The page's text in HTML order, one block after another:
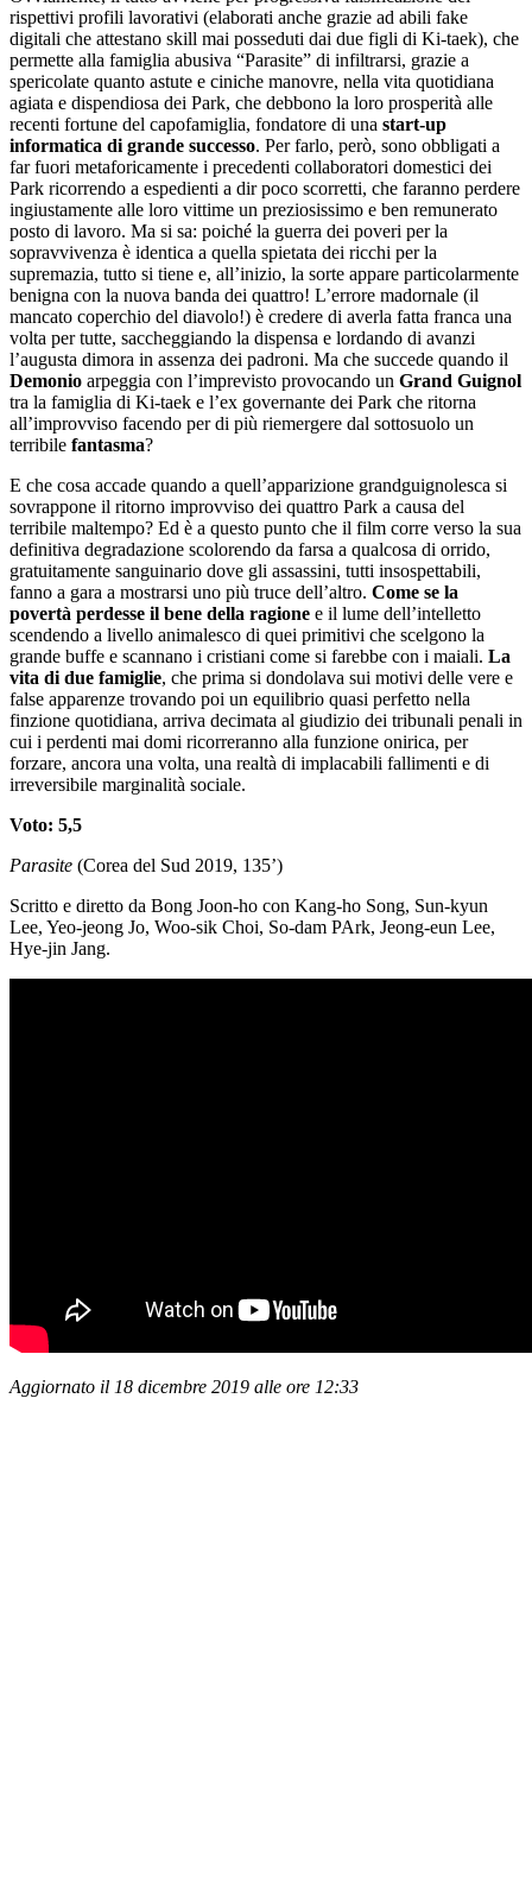
rispettivi profili lavorativi (elaborati anche grazie ad abili fake
digitali che attestano skill mai posseduti dai due figli di Ki-taek), che
permette alla famiglia abusiva “Parasite” di infiltrarsi, grazie a
spericolate quanto astute e ciniche manovre, nella vita quotidiana
agiata e dispendiosa dei Park, che debbono la loro prosperità alle
recenti fortune del capofamiglia, fondatore di una start-up
informatica di grande successo. Per farlo, però, sono obbligati a
far fuori metaforicamente i precedenti collaboratori domestici dei
Park ricorrendo a espedienti a dir poco scorretti, che faranno perdere
ingiustamente alle loro vittime un preziosissimo e ben remunerato
posto di lavoro. Ma si sa: poiché la guerra dei poveri per la
sopravvivenza è identica a quella spietata dei ricchi per la
supremazia, tutto si tiene e, all’inizio, la sorte appare particolarmente
benigna con la nuova banda dei quattro! L’errore madornale (il
mancato coperchio del diavolo!) è credere di averla fatta franca una
volta per tutte, saccheggiando la dispensa e lordando di avanzi
l’augusta dimora in assenza dei padroni. Ma che succede quando il
Demonio arpeggia con l’imprevisto provocando un Grand Guignol
tra la famiglia di Ki-taek e l’ex governante dei Park che ritorna
all’improvviso facendo per di più riemergere dal sottosuolo un
terribile fantasma?
E che cosa accade quando a quell’apparizione grandguignolesca si
sovrappone il ritorno improvviso dei quattro Park a causa del
terribile maltempo? Ed è a questo punto che il film corre verso la sua
definitiva degradazione scolorendo da farsa a qualcosa di orrido,
gratuitamente sanguinario dove gli assassini, tutti insospettabili,
fanno a gara a mostrarsi uno più truce dell’altro. Come se la
povertà perdesse il bene della ragione e il lume dell’intelletto
scendendo a livello animalesco di quei primitivi che scelgono la
grande buffe e scannano i cristiani come si farebbe con i maiali. La
vita di due famiglie, che prima si dondolava sui motivi delle vere e
false apparenze trovando poi un equilibrio quasi perfetto nella
finzione quotidiana, arriva decimata al giudizio dei tribunali penali in
cui i perdenti mai domi ricorreranno alla funzione onirica, per
forzare, ancora una volta, una realtà di implacabili fallimenti e di
irreversibile marginalità sociale.
Voto: 5,5
Parasite (Corea del Sud 2019, 135’)
Scritto e diretto da Bong Joon-ho con Kang-ho Song, Sun-kyun
Lee, Yeo-jeong Jo, Woo-sik Choi, So-dam PArk, Jeong-eun Lee,
Hye-jin Jang.
Aggiornato il 18 dicembre 2019 alle ore 12:33